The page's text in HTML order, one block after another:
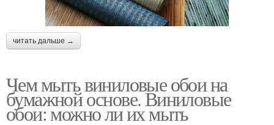
читать дальше →
Чем мыть виниловые обои на
бумажной основе. Виниловые
обои: можно ли их мыть